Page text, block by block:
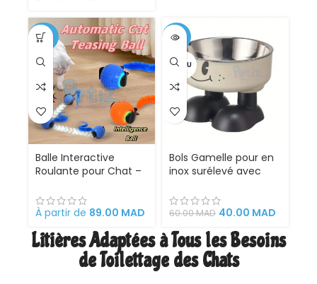
-26%
Balle Interactive
Roulante pour Chat –
Détection Tactile
avec 3 Modes de Jeu
Type-C
À partir de 89.00 MAD
-33%
VENDU
Bols Gamelle pour en
inox surélevé avec
60.00MAD 40.00 MAD
Litières Adaptées à Tous les Besoins
de Toilettage des Chats